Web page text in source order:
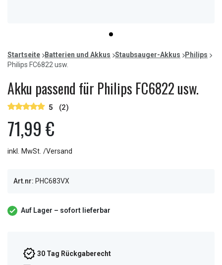
item
0
of
1
Startseite Batterien und Akkus Staubsauger-Akkus
Philips
Philips FC6822 usw.
Akku passend für Philips FC6822 usw.
5 (2)
71,99 €
inkl. MwSt. /Versand
Art.nr: PHC683VX
Auf Lager – sofort lieferbar
30 Tag Rückgaberecht